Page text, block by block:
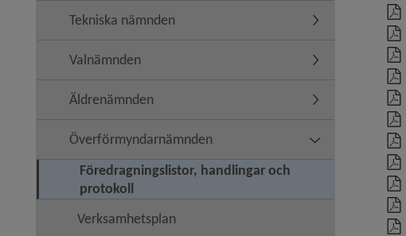
Tekniska nämnden Undermeny för
Valnämnden Undermeny för
Äldrenämnden Undermeny för
Överförmyndarnämnden Undermeny för
Föredragningslistor, handlingar och
protokoll
Verksamhetsplan